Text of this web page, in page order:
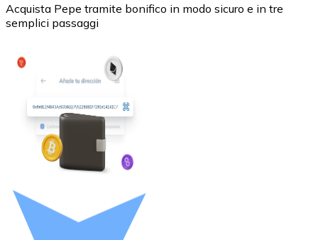
Litecoin
LTC
Acquista Pepe tramite bonifico in modo sicuro e in tre
semplici passaggi